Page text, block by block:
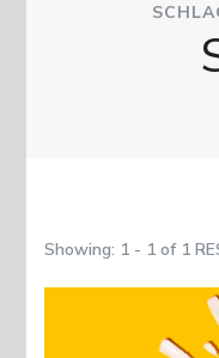
Showing: 1 - 1 of 1